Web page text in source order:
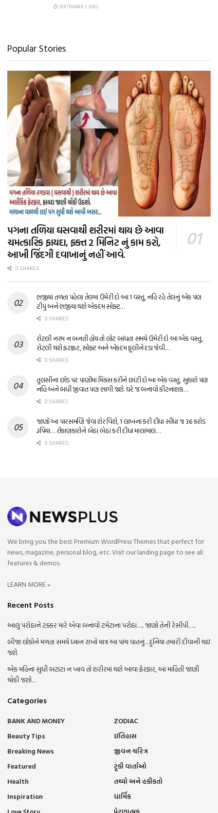
SEPTEMBER 1, 2022
Popular Stories
પગના તળિયા ઘસવાથી શરીરમાં થાય છે આવા
ચમત્કારિક ફાયદા, ફક્ત 2 મિનિટ નું કામ કરો,
આખી જિંદગી દવાખાનું નહીં આવે.
0 SHARES
ભજીયા તળતા પહેલા તેલમાં ઉમેરી દો આ 1 વસ્તુ, નહિ રહે તેલનું એક પણ
ટીપું અને ભજીયા થશે એકદમ સોફ્ટ…
0 SHARES
રોટલી નરમ ન બનતી હોય તો લોટ બાંધતા સમયે ઉમેરી દો આ એક વસ્તુ,
રોટલી થશે ફટાફટ, સોફ્ટ અને એકદમ ફૂલીને દડા જેવી…
0 SHARES
તુલસીના છોડ પર પાણીમાં મિક્સ કરીને છાંટી દો આ એક વસ્તુ, સુકાશે પણ
નહિ અને બધી જીવાત પણ ભાગી જશે. ઘરે જ બનાવો કીટનાશક…
0 SHARES
જાણો આ પારસમણિ જેવા શેર વિશે, 1 લાખના કરી દીધા સીધા જ 36 કરોડ
રૂપિયા… રોકાણકારોને બેઠા બેઠા કરી દીધા માલામાલ…
0 SHARES
We bring you the best Premium WordPress Themes that perfect for
news, magazine, personal blog, etc. Visit our landing page to see all
features & demos.
LEARN MORE »
Recent Posts
આલું પરોઠાને ટક્કર મારે એવા બનાવો ટમેટાના પરોઠા….. જાણો તેની રેસીપી…..
બીજા લોકોને મળતા સમયે ધ્યાન રાખો માત્ર આ પાંચ વાતનું…દુનિયા તમારી દીવાની થઇ
જશે.
એક મહિના સુધી બટાટા ન ખાવ તો શરીરમાં થશે આવા ફેરફાર, આ માહિતી જાણી
ચોંકી જશો…
Categories
BANK AND MONEY
Beauty Tips
Breaking News
Featured
Health
Inspiration
ZODIAC
ઇતિહાસ
જીવન ચરિત્ર
ટૂંકી વાર્તાઓ
તથ્યો અને હકીકતો
ધાર્મિક